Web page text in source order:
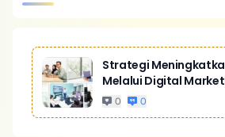
Strategi
Melalui Digital
Bisnis Yang Lebih
0 0